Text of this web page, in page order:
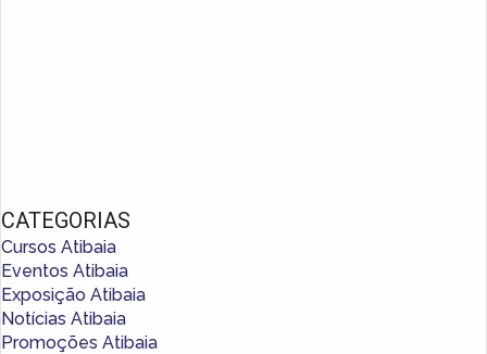
CATEGORIAS
Cursos Atibaia
Eventos Atibaia
Exposição Atibaia
Notícias Atibaia
Promoções Atibaia